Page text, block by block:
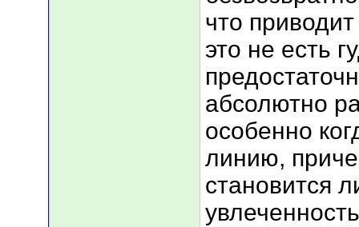
что
это не есть
абсолютно
особенно
линию,
становится